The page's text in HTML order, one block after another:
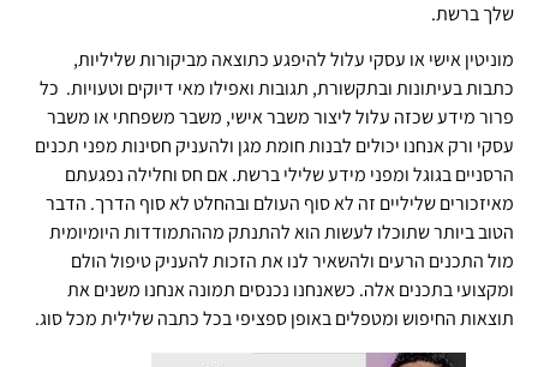
שלך ברשת.
מוניטין אישי או עסקי עלול להיפגע כתוצאה מביקורות שליליות,
כתבות בעיתונות ובתקשורת, תגובות ואפילו מאי דיוקים וטעויות. כל
פרור מידע שכזה עלול ליצור משבר אישי, משבר משפחתי או משבר
עסקי ורק אנחנו יכולים לבנות חומת מגן ולהעניק חסינות מפני תכנים
הרסניים בגוגל ומפני מידע שלילי ברשת. אם חס וחלילה נפגעתם
מאיזכורים שליליים זה לא סוף העולם ובהחלט לא סוף הדרך. הדבר
הטוב ביותר שתוכלו לעשות הוא להתנתק מההתמודדות היומיומית
מול התכנים הרעים ולהשאיר לנו את הזכות להעניק טיפול הולם
ומקצועי בתכנים אלה. כשאנחנו נכנסים תמונה אנחנו משנים את
תוצאות החיפוש ומטפלים באופן ספציפי בכל כתבה שלילית מכל סוג.